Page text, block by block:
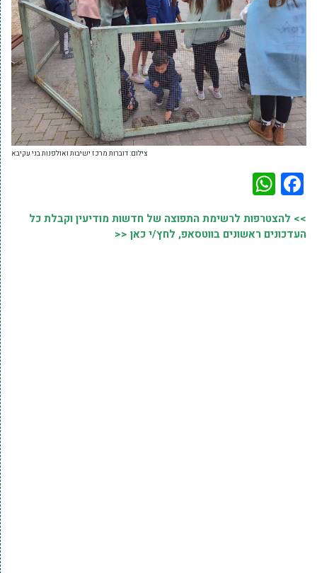
צילום: דוברות מרכז ישיבות ואולפנות בני עקיבא
Facebook
>> להצטרפות לרשימת התפוצה של חדשות מודיעין וקבלת כל
העדכונים ראשונים בווטסאפ, לחץ/י כאן <<